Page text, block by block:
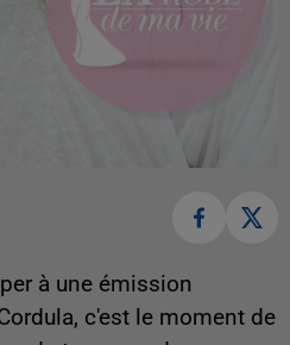
à une émission
c'est le moment de